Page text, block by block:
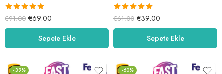
5 üzerinden
5.00oy aldı
€91.00 €69.00
Sepete Ekle
5 üzerinden
5.00oy aldı
€61.00 €39.00
Sepete Ekle
-39%
-60%